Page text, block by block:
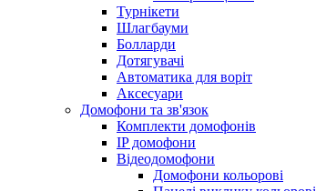
Турнікети
Шлагбауми
Болларди
Дотягувачі
Автоматика для воріт
Аксесуари
Домофони та зв'язок
Комплекти домофонів
IP домофони
Відеодомофони
Домофони кольорові